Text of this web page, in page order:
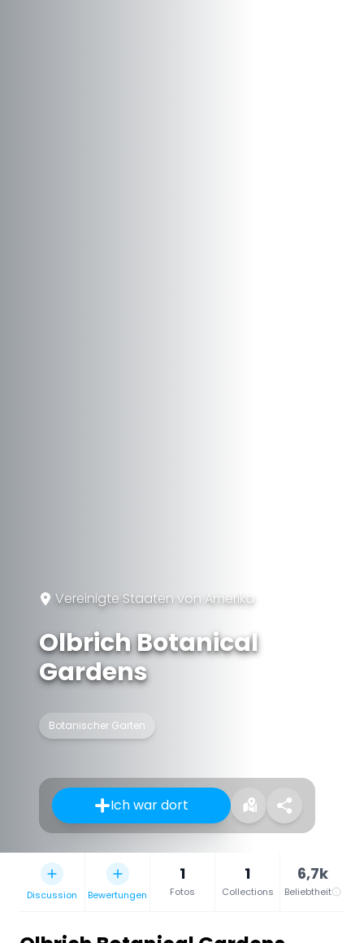
Vereinigte Staaten von Amerika
Olbrich Botanical
Gardens
Botanischer Garten
Ich war dort
Discussion Bewertungen
1
Fotos
1
Collections
6,7k
Beliebtheit